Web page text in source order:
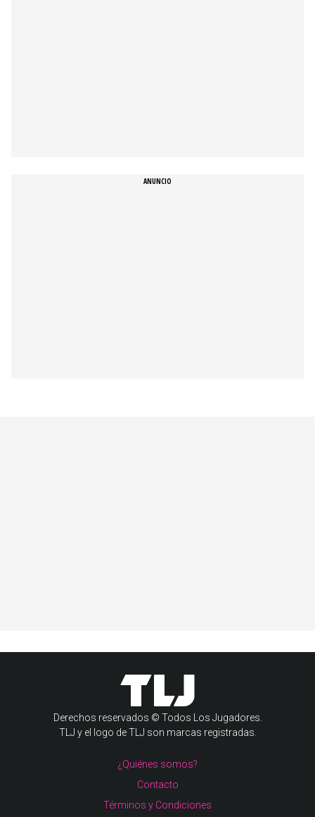
Derechos reservados © Todos Los Jugadores.
TLJ y el logo de TLJ son marcas registradas.
¿Quiénes somos?
Contacto
Términos y Condiciones